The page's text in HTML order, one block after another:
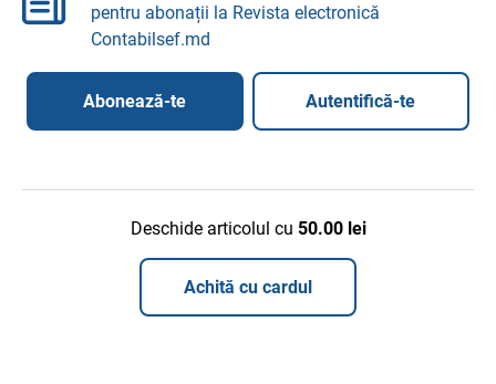
pentru abonații la Revista electronică
Contabilsef.md
Abonează-te Autentifică-te
Deschide articolul cu 50.00lei
Achită cu cardul